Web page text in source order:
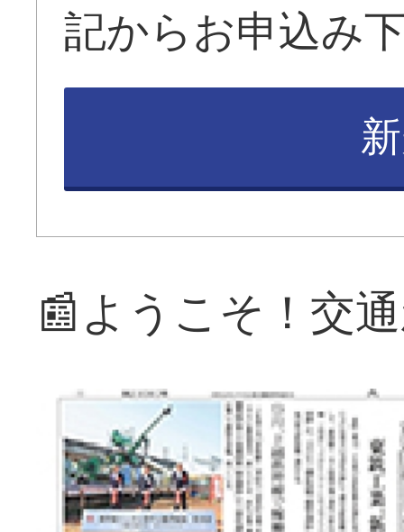
記からお申込み
📰ようこそ！交